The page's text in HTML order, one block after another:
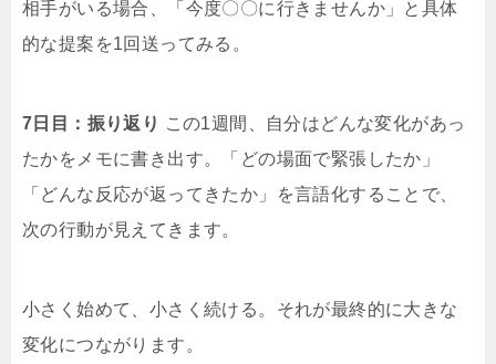
相手がいる場合、「今度〇〇に行きませんか」と具体
的な提案を1回送ってみる。
7日目：振り返り この1週間、自分はどんな変化があっ
たかをメモに書き出す。「どの場面で緊張したか」
「どんな反応が返ってきたか」を言語化することで、
次の行動が見えてきます。
小さく始めて、小さく続ける。それが最終的に大きな
変化につながります。